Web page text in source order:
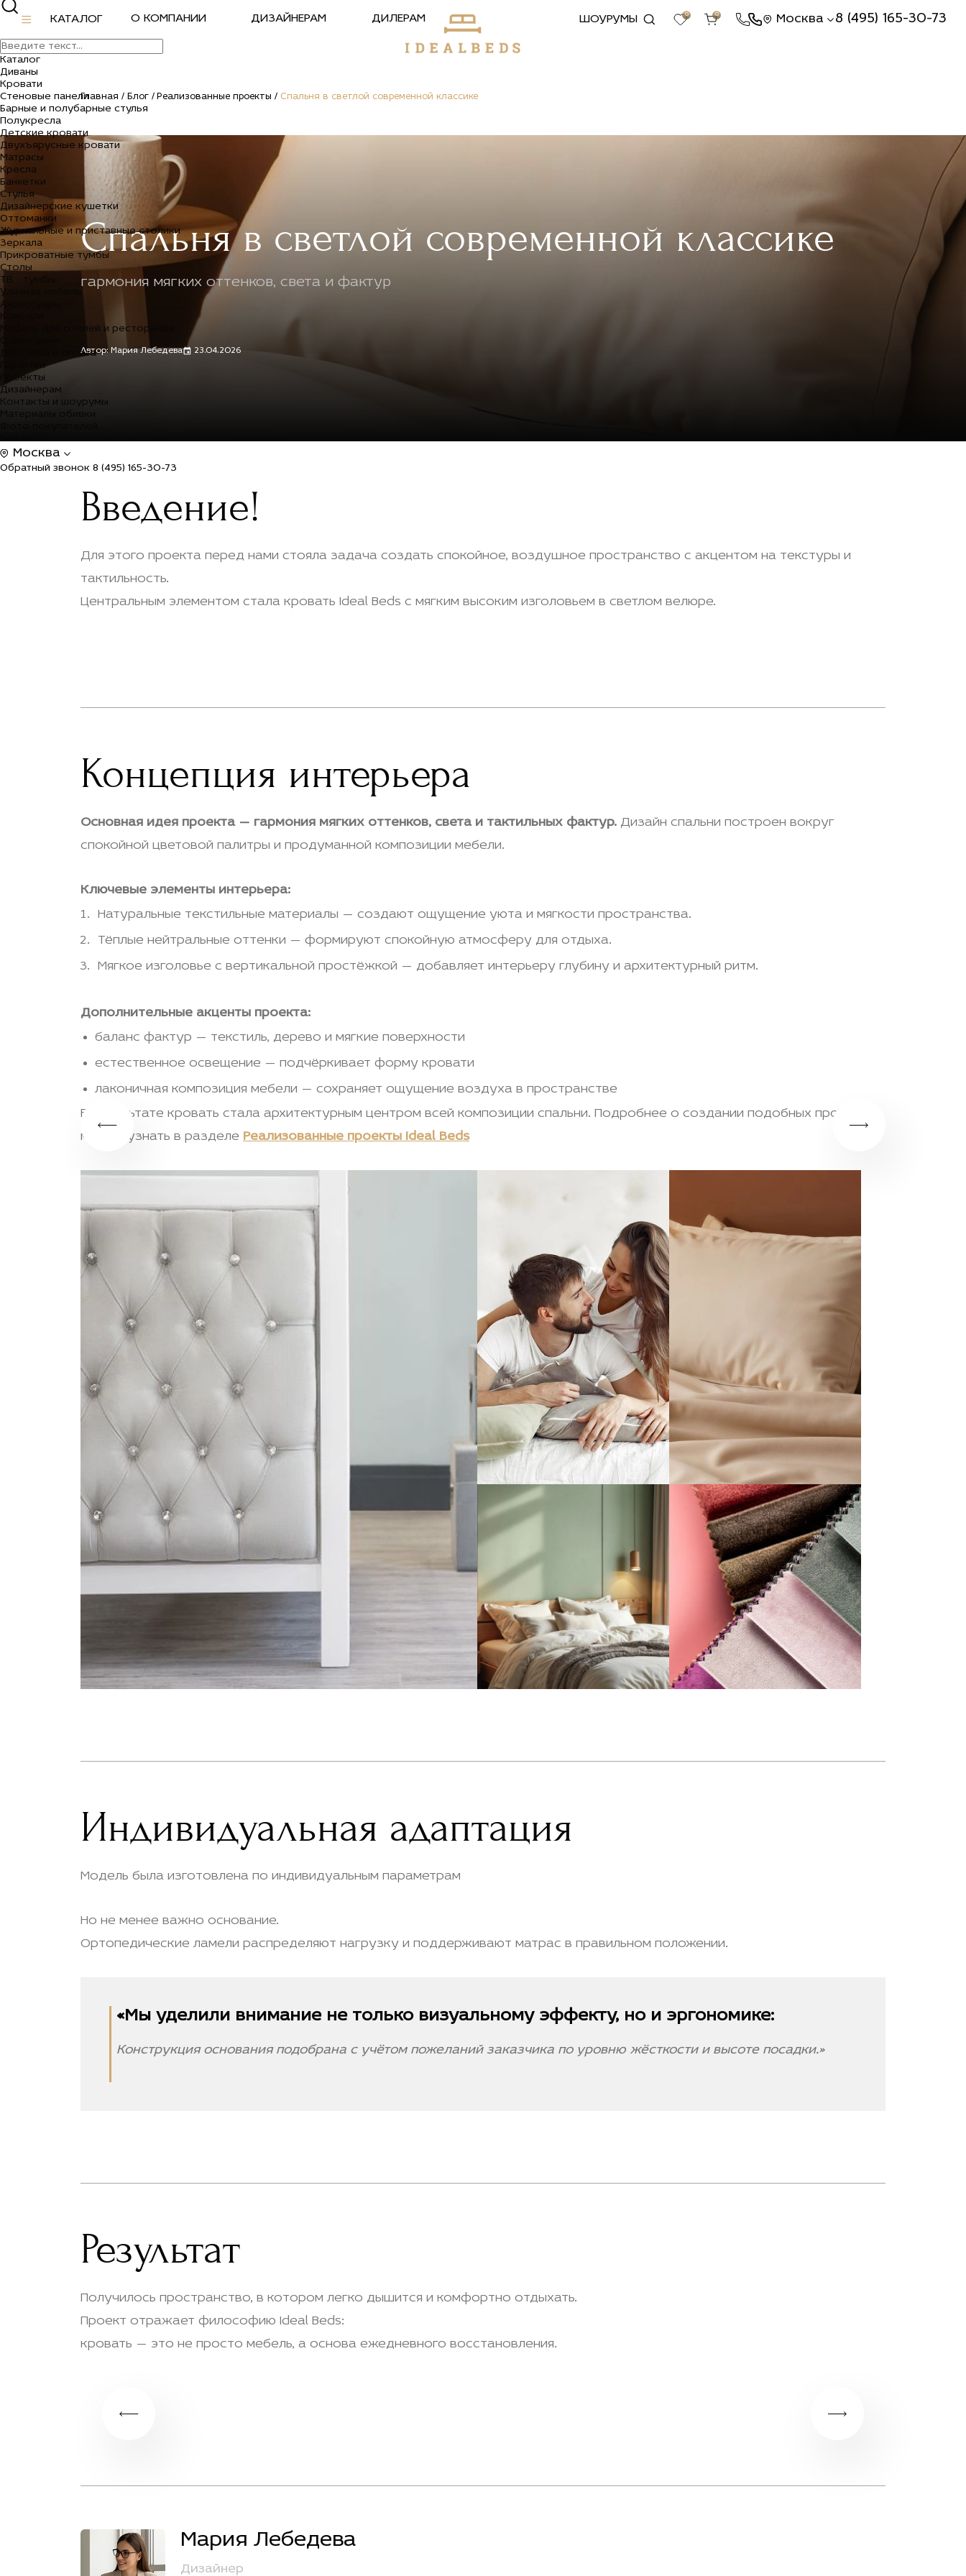
КАТАЛОГ О КОМПАНИИ ДИЗАЙНЕРАМ ДИЛЕРАМ ШОУРУМЫ 0 0 Москва 8 (495) 165-30-73
Каталог
Диваны
Кровати
Стеновые панели
Барные и полубарные стулья
Полукресла
Детские кровати
Двухъярусные кровати
Матрасы
Кресла
Банкетки
Стулья
Дизайнерские кушетки
Оттоманки
Журнальные и приставные столики
Зеркала
Прикроватные тумбы
Столы
ТВ - тумбы
Уличная мебель
Аксессуары
Консоли
Мебель для отелей и ресторанов
Доставка и оплата
Гарантии
Проекты
Дизайнерам
Контакты и шоурумы
Материалы обивки
Войти
Москва
Обратный звонок 8 (495) 165-30-73
Главная / Блог / Реализованные проекты / Спальня в светлой современной классике
Спальня в светлой современной классике
гармония мягких оттенков, света и фактур
Автор: Мария Лебедева 23.04.2026
Введение!
Для этого проекта перед нами стояла задача создать спокойное, воздушное пространство с акцентом на текстуры и
тактильность.
Центральным элементом стала кровать Ideal Beds с мягким высоким изголовьем в светлом велюре.
Концепция интерьера
Основная идея проекта — гармония мягких оттенков, света и тактильных фактур. Дизайн спальни построен вокруг
спокойной цветовой палитры и продуманной композиции мебели.
Ключевые элементы интерьера:
Натуральные текстильные материалы — создают ощущение уюта и мягкости пространства.
Тёплые нейтральные оттенки — формируют спокойную атмосферу для отдыха.
Мягкое изголовье с вертикальной простёжкой — добавляет интерьеру глубину и архитектурный ритм.
Дополнительные акценты проекта:
баланс фактур — текстиль, дерево и мягкие поверхности
естественное освещение — подчёркивает форму кровати
лаконичная композиция мебели — сохраняет ощущение воздуха в пространстве
В результате кровать стала архитектурным центром всей композиции спальни. Подробнее о создании подобных проектов
можно узнать в разделе Реализованные проекты Ideal Beds
Индивидуальная адаптация
Модель была изготовлена по индивидуальным параметрам
Но не менее важно основание.
Ортопедические ламели распределяют нагрузку и поддерживают матрас в правильном положении.
«Мы уделили внимание не только визуальному эффекту, но и эргономике:
Конструкция основания подобрана с учётом пожеланий заказчика по уровню жёсткости и высоте посадки.»
Результат
Получилось пространство, в котором легко дышится и комфортно отдыхать.
Проект отражает философию Ideal Beds:
кровать — это не просто мебель, а основа ежедневного восстановления.
Мария Лебедева
Дизайнер